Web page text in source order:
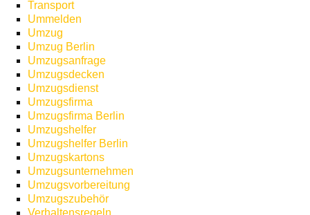
Transport
Ummelden
Umzug
Umzug Berlin
Umzugsanfrage
Umzugsdecken
Umzugsdienst
Umzugsfirma
Umzugsfirma Berlin
Umzugshelfer
Umzugshelfer Berlin
Umzugskartons
Umzugsunternehmen
Umzugsvorbereitung
Umzugszubehör
Verhaltensregeln